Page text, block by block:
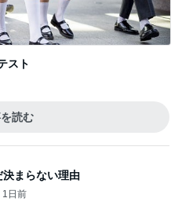
スト
読む
まらない理由
1日前